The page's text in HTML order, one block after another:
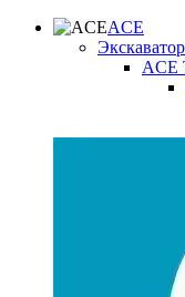
ACE
ACE